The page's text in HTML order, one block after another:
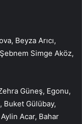
Beyza Arıcı,
Simge Aköz,
Güneş, Egonu,
Buket Gülübay,
Acar, Bahar